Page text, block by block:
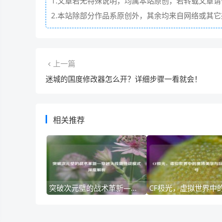
2.本站除部分作品系原创外，其余均来自网络或其
上一篇
迷城的国度修改器怎么开？详细步骤一看就会！
相关推荐
突破次元壁的战术革新—穿越火线新挑战模式深度解析